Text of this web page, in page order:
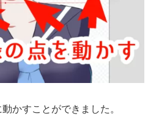
かすことができました。